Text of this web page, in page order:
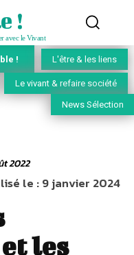
!
avec le Vivant
! L'être & les liens
Le vivant & refaire société
News Sélection
2022
le :9 janvier 2024
les